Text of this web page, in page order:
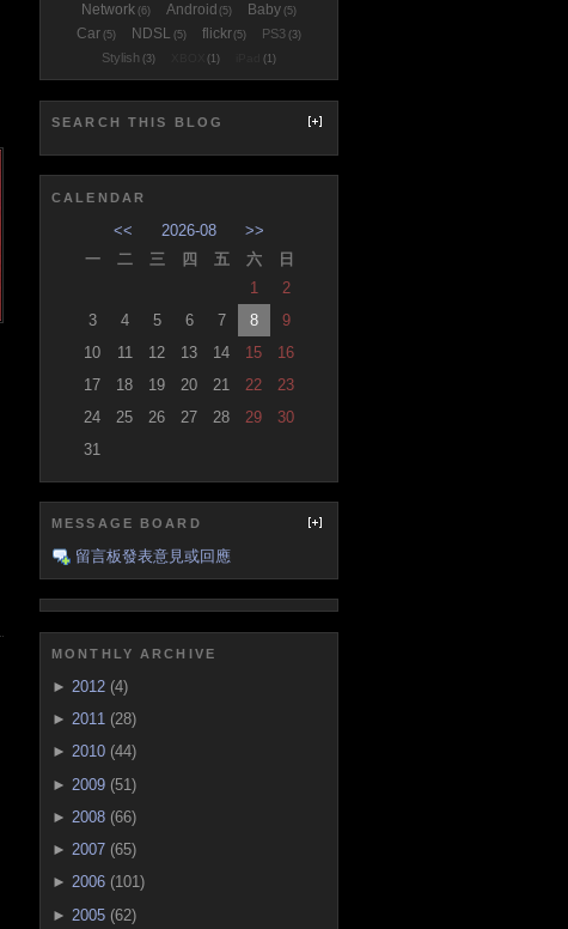
Network (6) Android (5) Baby (5)
Car (5) NDSL (5) flickr(5) PS3 (3)
Stylish (3) (1) (1)
SEARCH THIS BLOG
CALENDAR
<< 2026-08
>>
一
二 三 四 五 六
日
1
2
3
4 5 6 7 8
9
10
11 12 13 14 15
16
17
18 19 20 21 22
23
24
25 26 27 28 29
30
31
MESSAGE BOARD
留言板發表意見或回應
MONTHLY ARCHIVE
► 2012 (4)
► 2011 (28)
► 2010 (44)
► 2009 (51)
► 2008 (66)
► 2007 (65)
► 2006 (101)
► 2005 (62)